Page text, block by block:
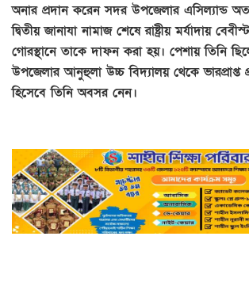
অনার প্রদান করেন সদর উপজেলার এসিল্যান্ড
দ্বিতীয় জানাযা নামাজ শেষে রাষ্ট্রীয় মর্যাদায়
গোরস্থানে তাকে দাফন করা হয়। পেশায় তিনি
উপজেলার আনুহুলা উচ্চ বিদ্যালয় থেকে ভারপ্রাপ্ত
হিসেবে তিনি অবসর নেন।